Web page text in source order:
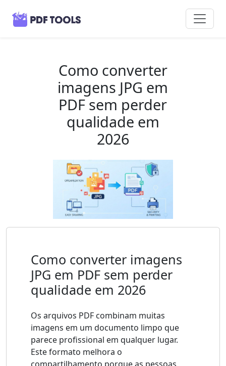
Como converter
imagens JPG em
PDF sem perder
qualidade em
2026
Como converter imagens
JPG em PDF sem perder
qualidade em 2026
Os arquivos PDF combinam muitas
imagens em um documento limpo que
parece profissional em qualquer lugar.
Este formato melhora o